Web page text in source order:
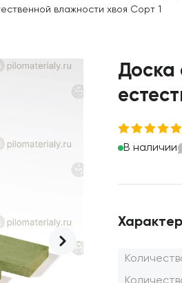
влажности хвоя Сорт 1
Доска
В наличии